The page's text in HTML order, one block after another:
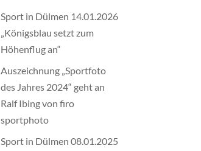
Sport in Dülmen 14.01.2026
„Königsblau setzt zum
Höhenflug an“
Auszeichnung „Sportfoto
des Jahres 2024“ geht an
Ralf Ibing von firo
sportphoto
Sport in Dülmen 08.01.2025